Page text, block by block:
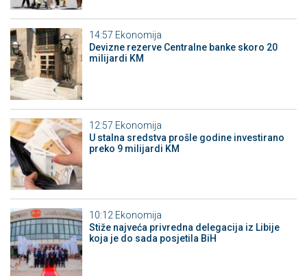
14:57 Ekonomija
Devizne rezerve Centralne banke skoro 20
milijardi KM
12:57 Ekonomija
U stalna sredstva prošle godine investirano
preko 9 milijardi KM
10:12 Ekonomija
Stiže najveća privredna delegacija iz Libije
koja je do sada posjetila BiH